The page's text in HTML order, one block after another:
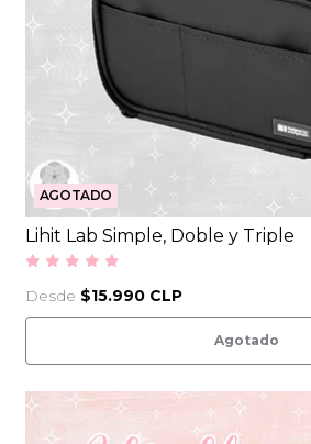
AGOTADO
Lihit Lab Simple, Doble y Triple
Desde $15.990 CLP
Agotado